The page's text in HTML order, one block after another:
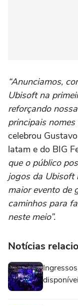
“Anunciamos,
Ubisoft na
reforçando
principais
celebrou
latam e do BIG
que o público
jogos da Ubisoft
maior evento de
caminhos para
neste meio”.
Notícias